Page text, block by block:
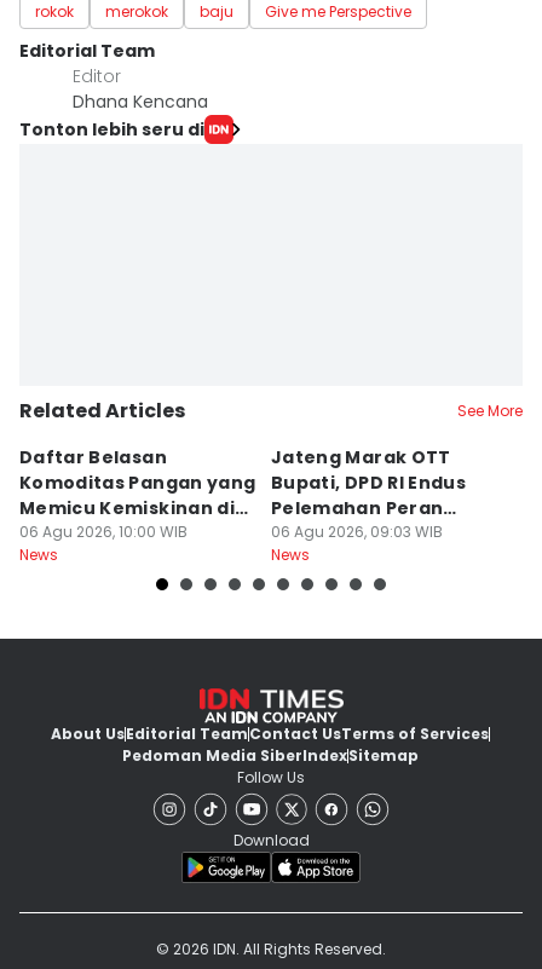
rokok merokok baju Give me Perspective
Editorial Team
Editor
Dhana Kencana
Tonton lebih seru di
Related Articles See More
Daftar Belasan
Komoditas Pangan yang
Memicu Kemiskinan di
Jawa Tengah
06 Agu 2026, 10:00 WIB
News
Jateng Marak OTT
Bupati, DPD RI Endus
Pelemahan Peran
Inspektorat
06 Agu 2026, 09:03 WIB
News
About UsEditorial TeamContact UsTerms of Services
Pedoman Media SiberIndexSitemap
Follow Us
Download
© 2026 IDN. All Rights Reserved.